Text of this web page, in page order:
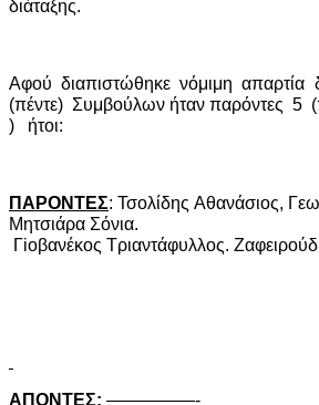
διάταξης.
Αφού διαπιστώθηκε νόμιμη
(πέντε) Συμβούλων ήταν παρόντες 5
)
ήτοι:
ΠΑΡΟΝΤΕΣ: Τσολίδης Αθανάσιος,
Μητσιάρα Σόνια.
Γioβανέκος Τριαντάφυλλος.
ΑΠΟΝΤΕΣ: —————-